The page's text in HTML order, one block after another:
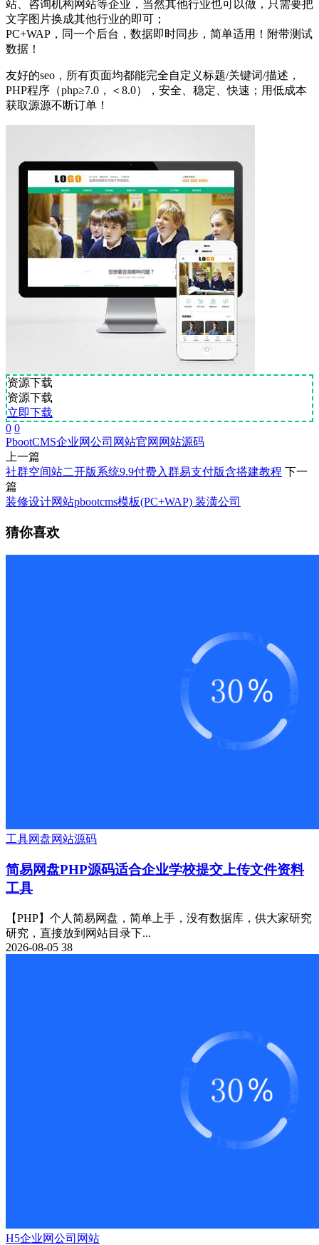
站、咨询机构网站等企业，当然其他行业也可以做，只需要把
文字图片换成其他行业的即可；
PC+WAP，同一个后台，数据即时同步，简单适用！附带测试
数据！
友好的seo，所有页面均都能完全自定义标题/关键词/描述，
PHP程序（php≥7.0，＜8.0），安全、稳定、快速；用低成本
获取源源不断订单！
资源下载
资源下载
立即下载
0 0
PbootCMS企业网公司网站官网 网站源码
上一篇
社群空间站二开版系统9.9付费入群易支付版含搭建教程 下一
篇
装修设计网站pbootcms模板(PC+WAP) 装潢公司
猜你喜欢
工具网盘网站源码
简易网盘PHP源码适合企业学校提交上传文件资料
工具
【PHP】个人简易网盘，简单上手，没有数据库，供大家研究
研究，直接放到网站目录下...
2026-08-05 38
H5企业网公司网站